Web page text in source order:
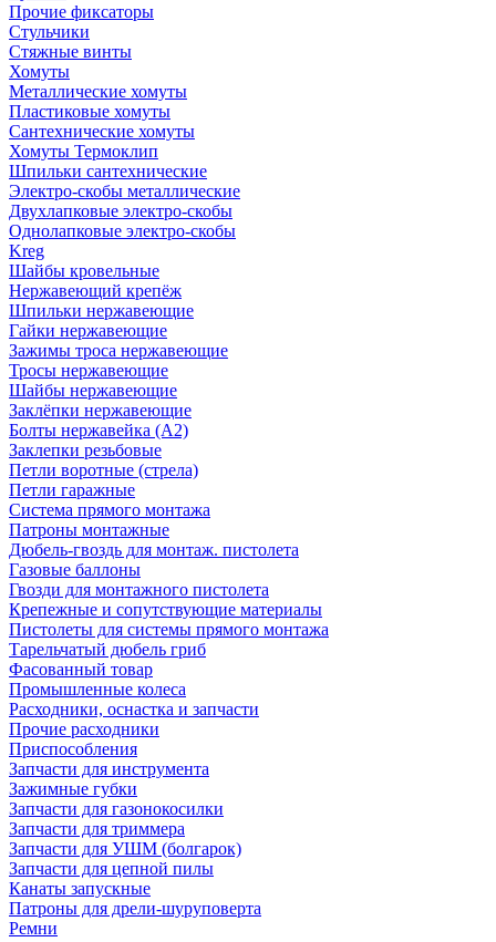
Прочие фиксаторы
Стульчики
Стяжные винты
Хомуты
Металлические хомуты
Пластиковые хомуты
Сантехнические хомуты
Хомуты Термоклип
Шпильки сантехнические
Электро-скобы металлические
Двухлапковые электро-скобы
Однолапковые электро-скобы
Kreg
Шайбы кровельные
Нержавеющий крепёж
Шпильки нержавеющие
Гайки нержавеющие
Зажимы троса нержавеющие
Тросы нержавеющие
Шайбы нержавеющие
Заклёпки нержавеющие
Болты нержавейка (А2)
Заклепки резьбовые
Петли воротные (стрела)
Петли гаражные
Система прямого монтажа
Патроны монтажные
Дюбель-гвоздь для монтаж. пистолета
Газовые баллоны
Гвозди для монтажного пистолета
Крепежные и сопутствующие материалы
Пистолеты для системы прямого монтажа
Тарельчатый дюбель гриб
Фасованный товар
Промышленные колеса
Расходники, оснастка и запчасти
Прочие расходники
Приспособления
Запчасти для инструмента
Зажимные губки
Запчасти для газонокосилки
Запчасти для триммера
Запчасти для УШМ (болгарок)
Запчасти для цепной пилы
Канаты запускные
Патроны для дрели-шуруповерта
Ремни